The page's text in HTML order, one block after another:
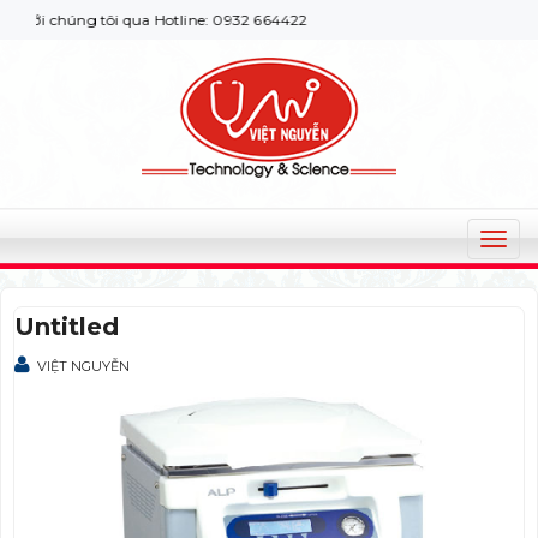
chúng tôi qua Hotline: 0932 664422
T
o
Untitled
VIỆT NGUYỄN